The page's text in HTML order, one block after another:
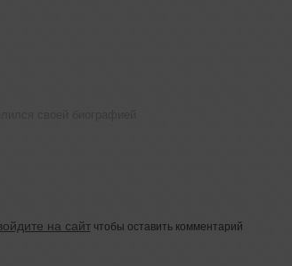
на сайтчтобы оставить комментарий